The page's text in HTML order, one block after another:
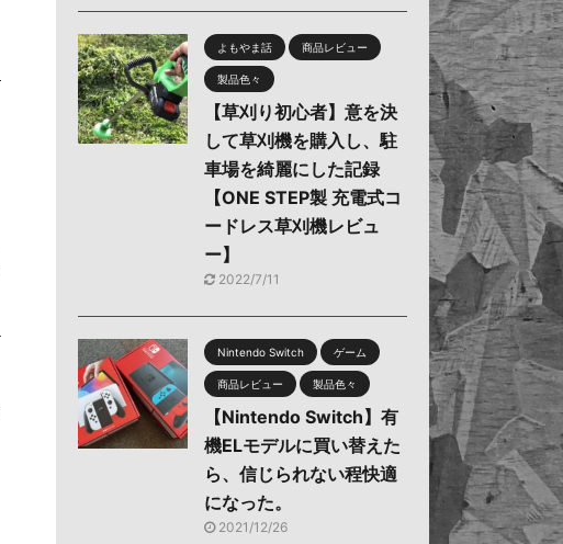
よもやま話 商品レビュー
製品色々
【草刈り初心者】意を決
して草刈機を購入し、駐
車場を綺麗にした記録
【ONE STEP製 充電式コ
ードレス草刈機レビュ
ー】
2022/7/11
Nintendo Switch ゲーム
商品レビュー 製品色々
【Nintendo Switch】有
機ELモデルに買い替えた
ら、信じられない程快適
になった。
2021/12/26